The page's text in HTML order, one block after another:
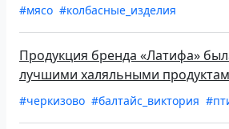
#мясо #колбасные_изделия
Продукция бренда «Латифа»
лучшими халяльными
#черкизово #балтайс_виктория